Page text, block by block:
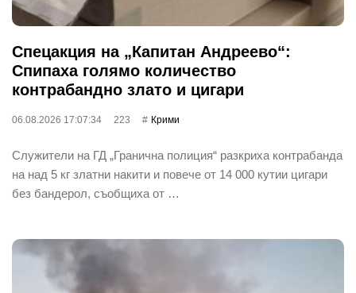
Спецакция на „Капитан Андреево“:
Спипаха голямо количество
контрабандно злато и цигари
06.08.2026 17:07:34 223 Крими
Служители на ГД „Гранична полиция“ разкриха контрабанда
на над 5 кг златни накити и повече от 14 000 кутии цигари
без бандерол, съобщиха от …